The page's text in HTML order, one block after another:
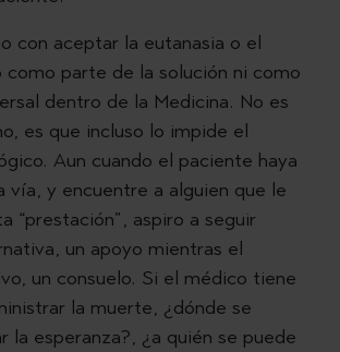
con aceptar la eutanasia o el
como parte de la solución ni como
dentro de la Medicina. No es
es que incluso lo impide el
Aun cuando el paciente haya
vía, y encuentre a alguien que le
“prestación”, aspiro a seguir
un apoyo mientras el
un consuelo. Si el médico tiene
la muerte, ¿dónde se
la esperanza?, ¿a quién se puede